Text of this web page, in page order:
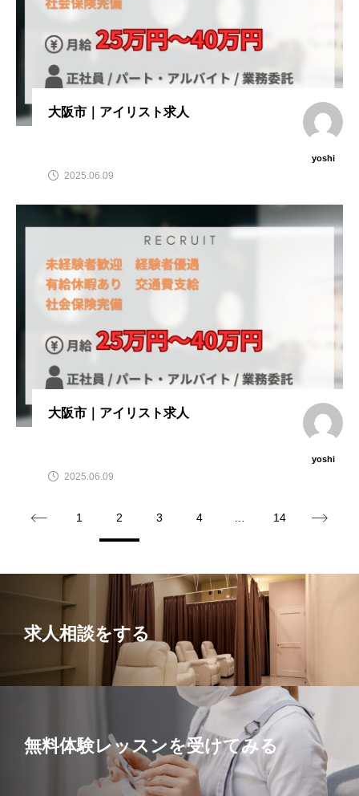
大阪市｜アイリスト求人
yoshi
2025.06.09
大阪市｜アイリスト求人
yoshi
2025.06.09
1 2 3 4 … 14
求人相談をする
無料体験レッスンを受けてみる